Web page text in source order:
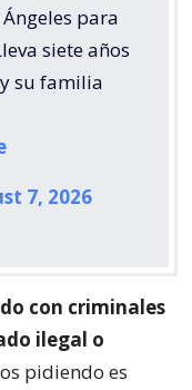
para
siete años
su familia
7, 2026
con criminales
ilegal o
pidiendo es